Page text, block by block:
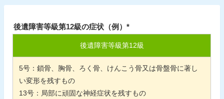
後遺障害等級第12級の症状（例）*
後遺障害等級第12級
5号：鎖骨、胸骨、ろく骨、けんこう骨又は骨盤骨に著し
い変形を残すもの
13号：局部に頑固な神経症状を残すもの